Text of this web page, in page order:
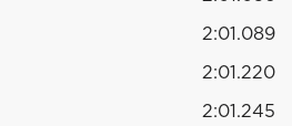
2:01.089
2:01.220
2:01.245